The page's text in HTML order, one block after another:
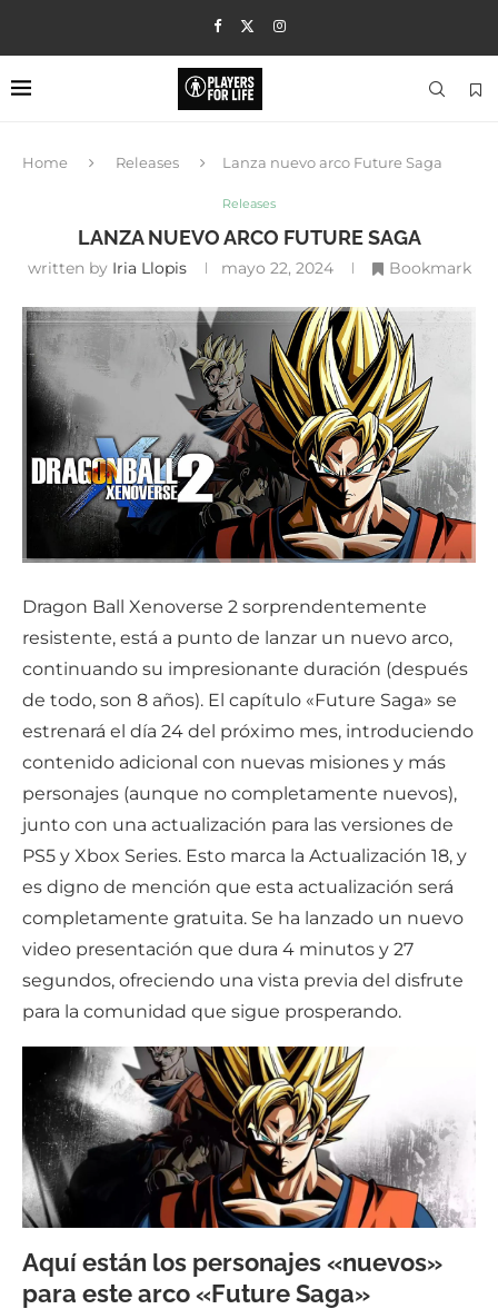
Home Releases Lanza nuevo arco Future Saga
Releases
LANZA NUEVO ARCO FUTURE SAGA
written by Iria Llopis mayo 22, 2024 Bookmark
Dragon Ball Xenoverse 2 sorprendentemente
resistente, está a punto de lanzar un nuevo arco,
continuando su impresionante duración (después
de todo, son 8 años). El capítulo «Future Saga» se
estrenará el día 24 del próximo mes, introduciendo
contenido adicional con nuevas misiones y más
personajes (aunque no completamente nuevos),
junto con una actualización para las versiones de
PS5 y Xbox Series. Esto marca la Actualización 18, y
es digno de mención que esta actualización será
completamente gratuita. Se ha lanzado un nuevo
video presentación que dura 4 minutos y 27
segundos, ofreciendo una vista previa del disfrute
para la comunidad que sigue prosperando.
Aquí están los personajes «nuevos»
para este arco «Future Saga»